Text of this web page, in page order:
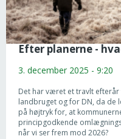
Efter planerne -
3. december 2025 - 9:20
Det har været et travlt
landbruget og for DN, da de
på højtryk for, at
principgodkende
når vi ser frem mod 2026?